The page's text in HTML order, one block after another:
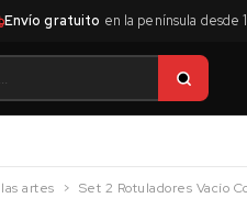
Envío gratuito en la península desde
artes Set 2 Rotuladores Vacío